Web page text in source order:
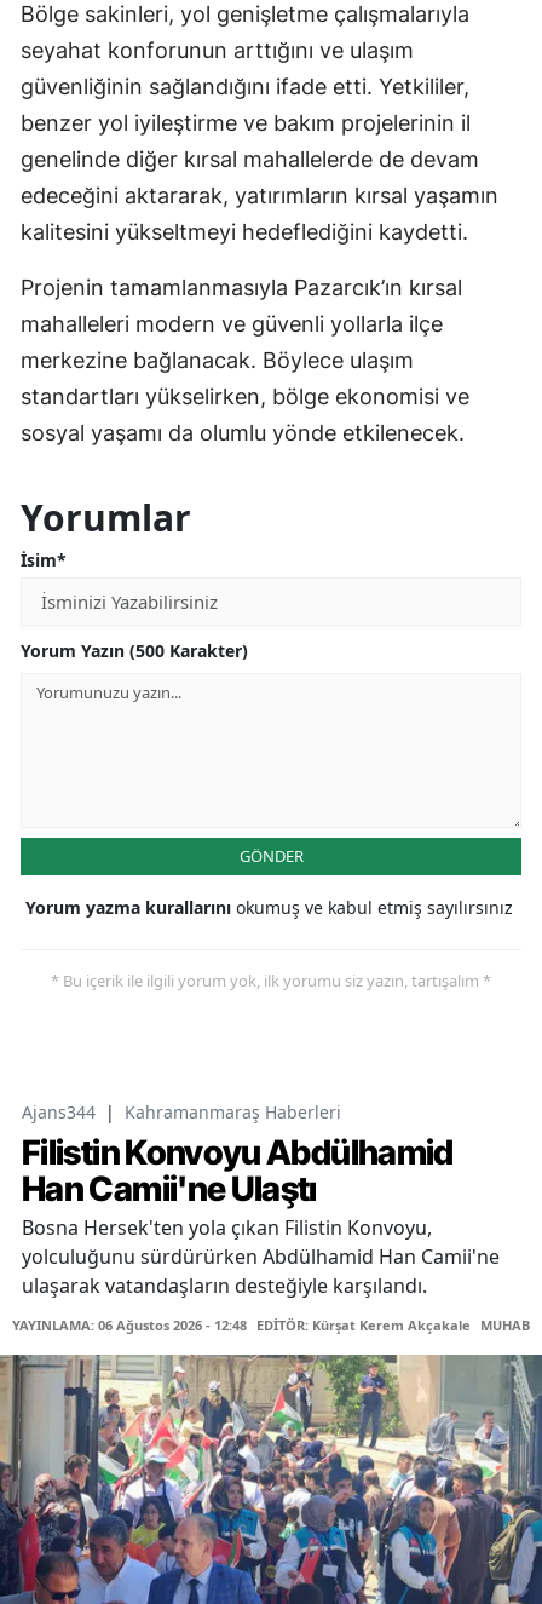
Bölge sakinleri, yol genişletme çalışmalarıyla
seyahat konforunun arttığını ve ulaşım
güvenliğinin sağlandığını ifade etti. Yetkililer,
benzer yol iyileştirme ve bakım projelerinin il
genelinde diğer kırsal mahallelerde de devam
edeceğini aktararak, yatırımların kırsal yaşamın
kalitesini yükseltmeyi hedeflediğini kaydetti.
Projenin tamamlanmasıyla Pazarcık’ın kırsal
mahalleleri modern ve güvenli yollarla ilçe
merkezine bağlanacak. Böylece ulaşım
standartları yükselirken, bölge ekonomisi ve
sosyal yaşamı da olumlu yönde etkilenecek.
Yorumlar
İsim*
Yorum Yazın (500 Karakter)
GÖNDER
Yorum yazma kurallarını okumuş ve kabul etmiş sayılırsınız
* Bu içerik ile ilgili yorum yok, ilk yorumu siz yazın, tartışalım *
Ajans344 | Kahramanmaraş Haberleri
Filistin Konvoyu Abdülhamid
Han Camii'ne Ulaştı
Bosna Hersek'ten yola çıkan Filistin Konvoyu,
yolculuğunu sürdürürken Abdülhamid Han Camii'ne
ulaşarak vatandaşların desteğiyle karşılandı.
YAYINLAMA: 06 Ağustos 2026 - 12:48 EDİTÖR: Kürşat Kerem Akçakale